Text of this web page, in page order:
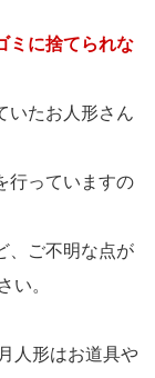
ミに捨てられな
いたお人形さん
行っていますの
、ご不明な点が
い。
人形はお道具や